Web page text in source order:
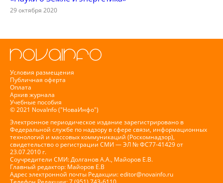
29 октября 2020
Условия размещения
Публичная оферта
Оплата
Архив журнала
Учебные пособия
© 2021 NovaInfo ("НоваИнфо")
Электронное периодическое издание зарегистрировано в
Федеральной службе по надзору в сфере связи, информационных
технологий и массовых коммуникаций (Роскомнадзор),
свидетельство о регистрации СМИ — ЭЛ № ФС77-41429 от
23.07.2010 г.
Соучредители СМИ: Долганов А.А., Майоров Е.В.
Главный редактор: Майоров Е.В
Адрес электронной почты Редакции:editor@novainfo.ru